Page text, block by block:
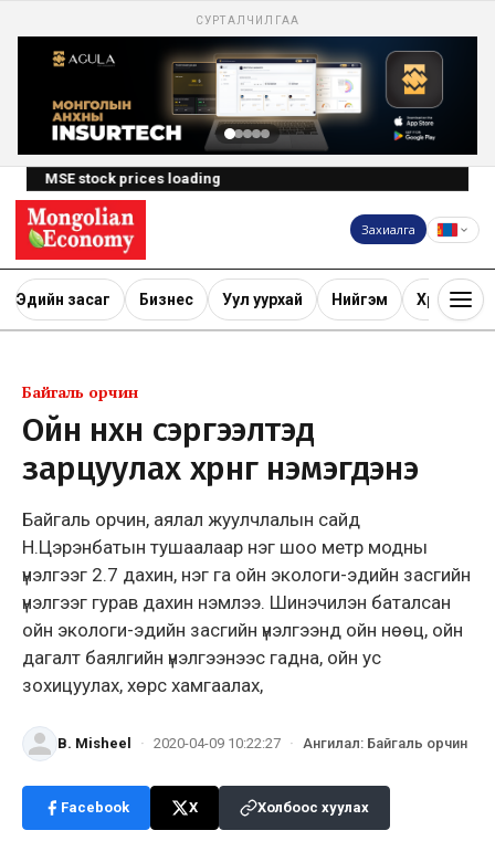
СУРТАЛЧИЛГАА
MSE stock prices loading
Захиалга
Эдийн засаг Бизнес Уул уурхай Нийгэм Хөрөнгө
Байгаль орчин
Ойн нөхөн сэргээлтэд
зарцуулах хөрөнгө нэмэгдэнэ
Байгаль орчин, аялал жуулчлалын сайд
Н.Цэрэнбатын тушаалаар нэг шоо метр модны
үнэлгээг 2.7 дахин, нэг га ойн экологи-эдийн засгийн
үнэлгээг гурав дахин нэмлээ. Шинэчилэн баталсан
ойн экологи-эдийн засгийн үнэлгээнд ойн нөөц, ойн
дагалт баялгийн үнэлгээнээс гадна, ойн ус
зохицуулах, хөрс хамгаалах,
B. Misheel · 2020-04-09 10:22:27 · Ангилал: Байгаль орчин
Facebook X Холбоос хуулах